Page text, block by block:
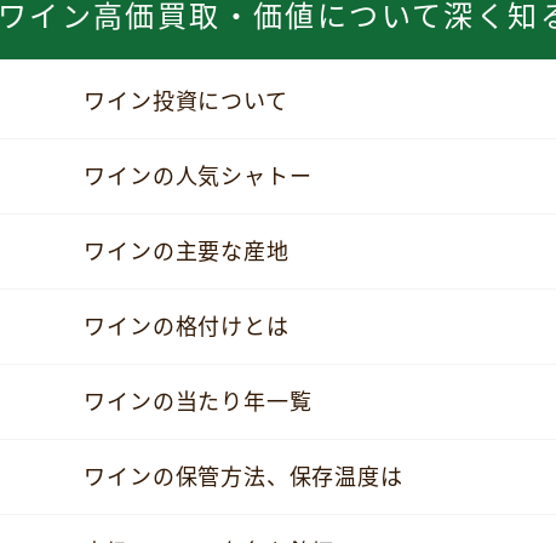
ワイン高価買取・価値について深く知
ワイン投資について
ワインの人気シャトー
ワインの主要な産地
ワインの格付けとは
ワインの当たり年一覧
ワインの保管方法、保存温度は